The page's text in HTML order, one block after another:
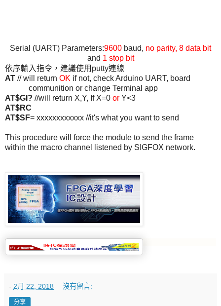
Serial (UART) Parameters:9600 baud, no parity, 8 data bit
and 1 stop bit
依序輸入指令，建議使用putty連線
AT // will return OK if not, check Arduino UART, board
communition or change Terminal app
AT$GI? //will return X,Y, If X=0 or Y<3
AT$RC
AT$SF= xxxxxxxxxxxx //it's what you want to send
This procedure will force the module to send the frame
within the macro channel listened by SIGFOX network.
- 2月 22, 2018 沒有留言:
分享